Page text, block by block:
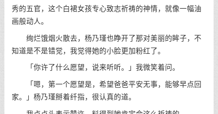
秀的五官，这个白裙女孩专心致志祈祷的神情，就像一幅油
画般动人。
绚烂饿烟火散去，杨乃瑾也睁开了那对美丽的眸子，不
知道是不是错觉，我觉得她的小脸更加粉红了。
「你许了什么愿望，说来听听。」我微笑着问。
「嗯，第一个愿望是，希望爸爸平安无事，能够早点回
家。」杨乃瑾掰着纤指，很认真的道。